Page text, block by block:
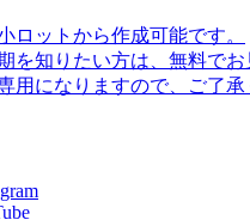
ロットから作成可能です。
を知りたい方は、無料で
用になりますので、ご了承